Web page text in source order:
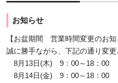
お知らせ
【お盆期間 営業時間変更のお知
誠に勝手ながら、下記の通り変更
8月13日(木) 9：00～18：00
8月14日(金) 9：00～18：00